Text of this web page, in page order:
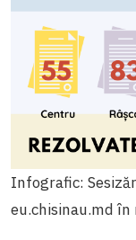
Infografic:
eu.chisinau.md în